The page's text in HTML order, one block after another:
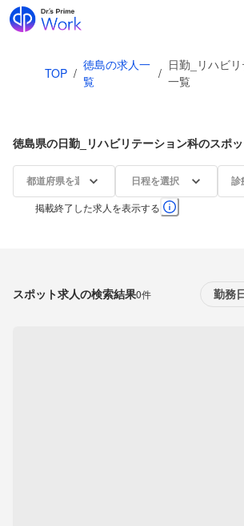
TOP /
徳島の求人一
覧
/
日勤_リハビ
一覧
徳島県の日勤_リハビリテーション科のスポ
都道府県を選択 日程を選択 診
掲載終了した求人を表示する
スポット求人の検索結果0件 勤務